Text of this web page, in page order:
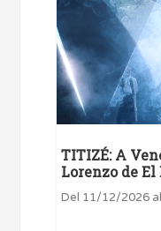
TITIZÉ: A
Lorenzo de
Del 11/12/2026